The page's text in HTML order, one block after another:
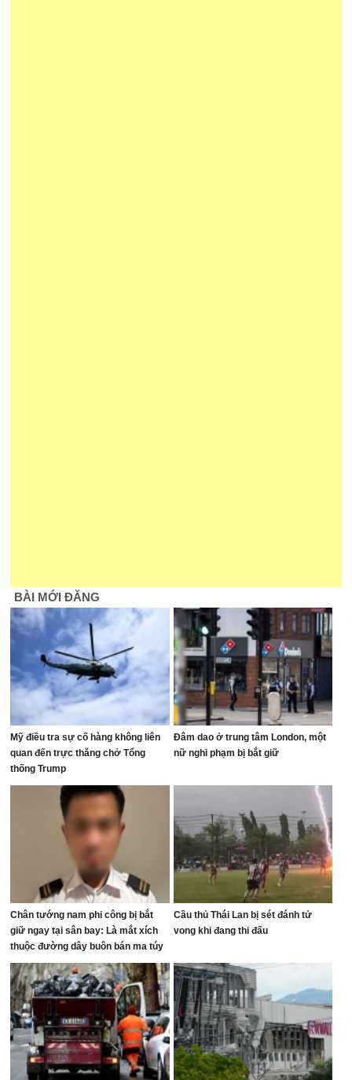
BÀI MỚI ĐĂNG
Mỹ điều tra sự cố hàng không liên
quan đến trực thăng chở Tổng
thống Trump
Đâm dao ở trung tâm London, một
nữ nghi phạm bị bắt giữ
Chân tướng nam phi công bị bắt
giữ ngay tại sân bay: Là mắt xích
thuộc đường dây buôn bán ma túy
quốc tế
Cầu thủ Thái Lan bị sét đánh tử
vong khi đang thi đấu